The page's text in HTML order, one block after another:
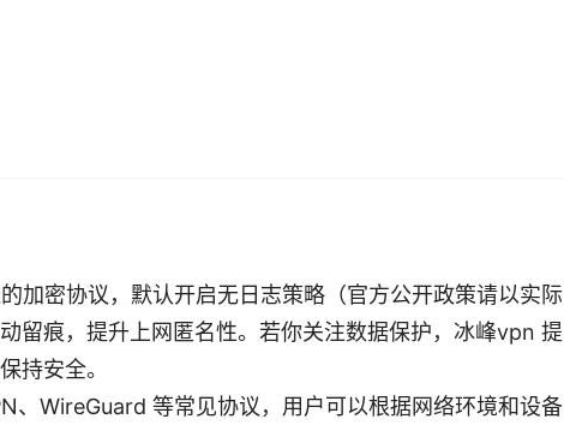
加密协议，默认开启无日志策略（官方公开政策请以实际
留痕，提升上网匿名性。若你关注数据保护，冰峰vpn 提
持安全。
、WireGuard 等常见协议，用户可以根据网络环境和设备